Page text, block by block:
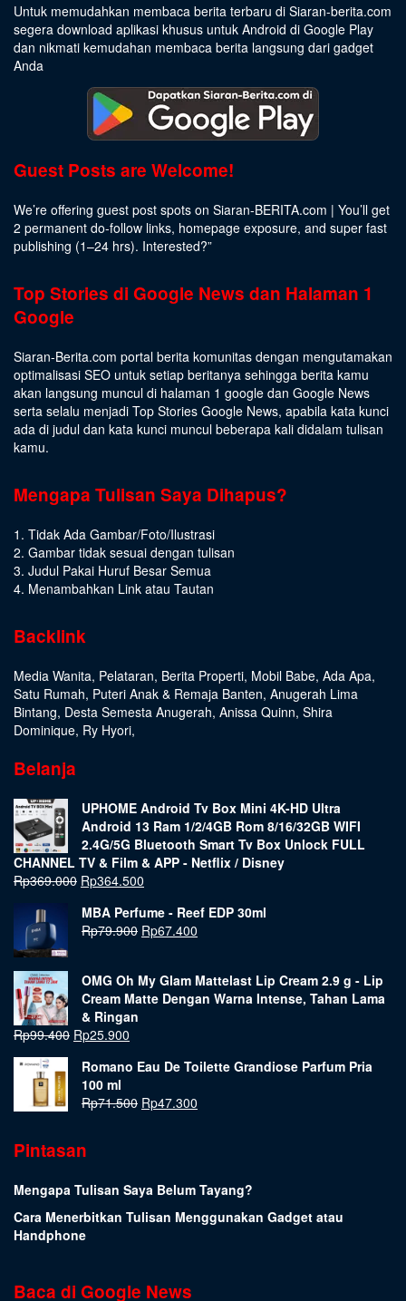
Untuk memudahkan membaca berita terbaru di Siaran-berita.com
segera download aplikasi khusus untuk Android di Google Play
dan nikmati kemudahan membaca berita langsung dari gadget
Anda
Guest Posts are Welcome!
We’re offering guest post spots on Siaran-BERITA.com | You’ll get
2 permanent do-follow links, homepage exposure, and super fast
publishing (1–24 hrs). Interested?”
Top Stories di Google News dan Halaman 1
Google
Siaran-Berita.com portal berita komunitas dengan mengutamakan
optimalisasi SEO untuk setiap beritanya sehingga berita kamu
akan langsung muncul di halaman 1 google dan Google News
serta selalu menjadi Top Stories Google News, apabila kata kunci
ada di judul dan kata kunci muncul beberapa kali didalam tulisan
kamu.
Mengapa Tulisan Saya Dihapus?
1. Tidak Ada Gambar/Foto/Ilustrasi
2. Gambar tidak sesuai dengan tulisan
3. Judul Pakai Huruf Besar Semua
4. Menambahkan Link atau Tautan
Backlink
Media Wanita, Pelataran, Berita Properti, Mobil Babe, Ada Apa,
Satu Rumah, Puteri Anak & Remaja Banten, Anugerah Lima
Bintang, Desta Semesta Anugerah, Anissa Quinn, Shira
Dominique, Ry Hyori,
Belanja
UPHOME Android Tv Box Mini 4K-HD Ultra
Android 13 Ram 1/2/4GB Rom 8/16/32GB WIFI
2.4G/5G Bluetooth Smart Tv Box Unlock FULL
CHANNEL TV & Film & APP - Netflix / Disney
Rp369.000 Rp364.500
MBA Perfume - Reef EDP 30ml
Rp79.900 Rp67.400
OMG Oh My Glam Mattelast Lip Cream 2.9 g - Lip
Cream Matte Dengan Warna Intense, Tahan Lama
& Ringan
Rp99.400 Rp25.900
Romano Eau De Toilette Grandiose Parfum Pria
100 ml
Rp71.500 Rp47.300
Pintasan
Mengapa Tulisan Saya Belum Tayang?
Cara Menerbitkan Tulisan Menggunakan Gadget atau
Handphone
Baca di Google News